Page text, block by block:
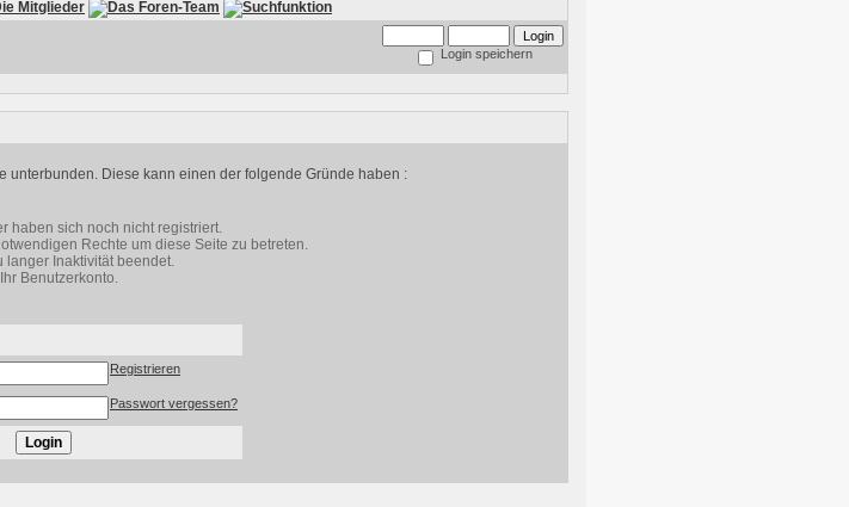
Login speichern
unterbunden. Diese kann einen der folgende Gründe haben :
haben sich noch nicht registriert.
Rechte um diese Seite zu betreten.
langer Inaktivität beendet.
Benutzerkonto.
Registrieren
Passwort vergessen?